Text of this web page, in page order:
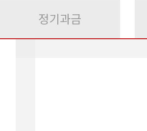
정기과금